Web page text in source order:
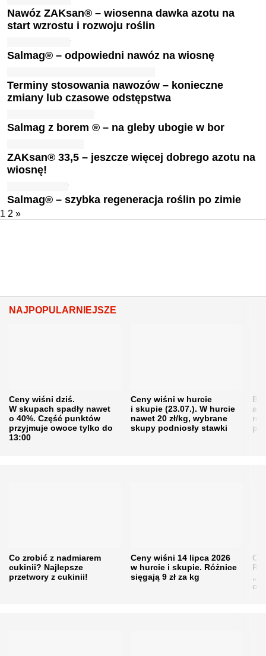
Nawóz ZAKsan® – wiosenna dawka azotu na
start wzrostu i rozwoju roślin
Salmag® – odpowiedni nawóz na wiosnę
Terminy stosowania nawozów – konieczne
zmiany lub czasowe odstępstwa
Salmag z borem ® – na gleby ubogie w bor
ZAKsan® 33,5 – jeszcze więcej dobrego azotu na
wiosnę!
Salmag® – szybka regeneracja roślin po zimie
1 2 »
NAJPOPULARNIEJSZE
Ceny wiśni dziś.
W skupach spadły nawet
o 40%. Część punktów
przyjmuje owoce tylko do
13:00
Ceny wiśni w hurcie
i skupie (23.07.). W hurcie
nawet 20 zł/kg, wybrane
skupy podniosły stawki
Co zrobić z nadmiarem
cukinii? Najlepsze
przetwory z cukinii!
Ceny wiśni 14 lipca 2026
w hurcie i skupie. Różnice
sięgają 9 zł za kg